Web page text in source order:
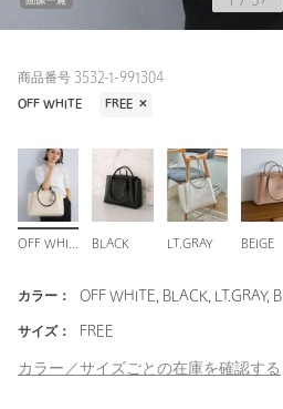
商品番号 3532-1-991304
OFF WHITE FREE ✕
BLACK LT.GRAY BEIGE
カラー： OFF WHITE, BLACK, LT.GRAY,
サイズ： FREE
カラー／サイズごとの在庫を確認する